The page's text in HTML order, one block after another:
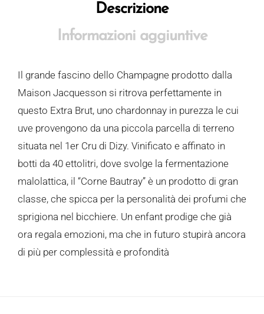
Descrizione
Informazioni aggiuntive
Il grande fascino dello Champagne prodotto dalla
Maison Jacquesson si ritrova perfettamente in
questo Extra Brut, uno chardonnay in purezza le cui
uve provengono da una piccola parcella di terreno
situata nel 1er Cru di Dizy. Vinificato e affinato in
botti da 40 ettolitri, dove svolge la fermentazione
malolattica, il “Corne Bautray” è un prodotto di gran
classe, che spicca per la personalità dei profumi che
sprigiona nel bicchiere. Un enfant prodige che già
ora regala emozioni, ma che in futuro stupirà ancora
di più per complessità e profondità